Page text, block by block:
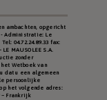
ambachten, opgericht
- Administratie: Le
04.72.24.89.33 fax:
MAUSOLEE S.A.
zonder
Wetboek van
dat u een algemeen
persoonlijke
het volgende adres:
– Frankrijk